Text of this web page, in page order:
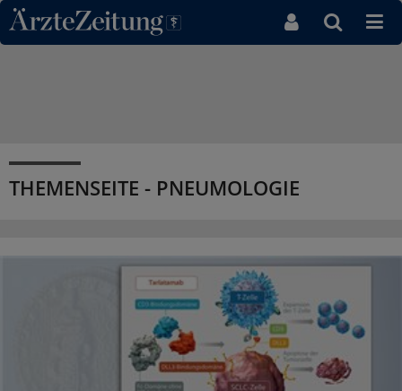
Direkt zum Inhaltsbereich
THEMENSEITE - PNEUMOLOGIE